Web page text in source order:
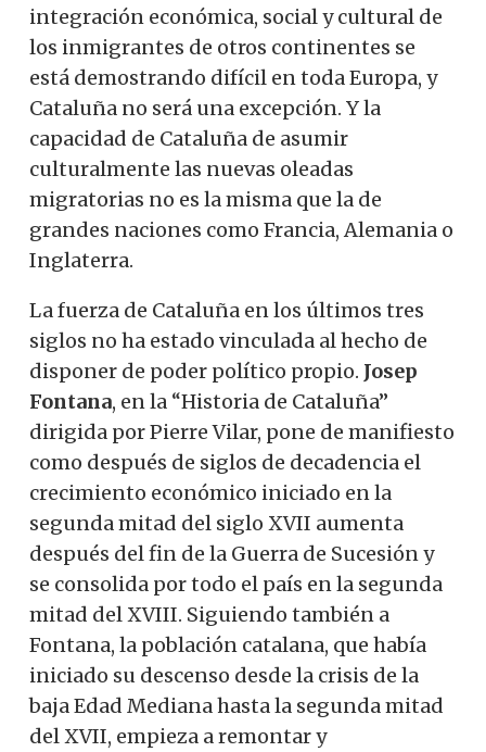
integración económica, social y cultural de
los inmigrantes de otros continentes se
está demostrando difícil en toda Europa, y
Cataluña no será una excepción. Y la
capacidad de Cataluña de asumir
culturalmente las nuevas oleadas
migratorias no es la misma que la de
grandes naciones como Francia, Alemania o
Inglaterra.
La fuerza de Cataluña en los últimos tres
siglos no ha estado vinculada al hecho de
disponer de poder político propio. Josep
Fontana, en la “Historia de Cataluña”
dirigida por Pierre Vilar, pone de manifiesto
como después de siglos de decadencia el
crecimiento económico iniciado en la
segunda mitad del siglo XVII aumenta
después del fin de la Guerra de Sucesión y
se consolida por todo el país en la segunda
mitad del XVIII. Siguiendo también a
Fontana, la población catalana, que había
iniciado su descenso desde la crisis de la
baja Edad Mediana hasta la segunda mitad
del XVII, empieza a remontar y